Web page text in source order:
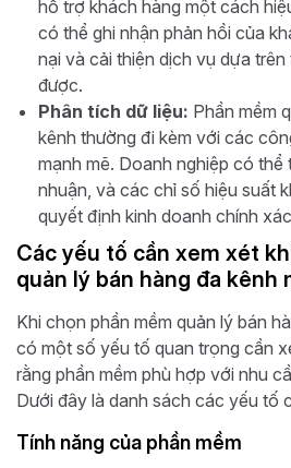
hỗ trợ khách hàng một cách
có thể ghi nhận phản hồi của
nại và cải thiện dịch vụ dựa
được.
Phân tích dữ liệu: Phần mềm
kênh thường đi kèm với các
mạnh mẽ. Doanh nghiệp có thể
nhuận, và các chỉ số hiệu suất
quyết định kinh doanh chính
Các yếu tố cần xem xét
quản lý bán hàng đa kênh
Khi chọn phần mềm quản lý bán
có một số yếu tố quan trọng cần
rằng phần mềm phù hợp với nhu
Dưới đây là danh sách các yếu tố
Tính năng của phần mềm